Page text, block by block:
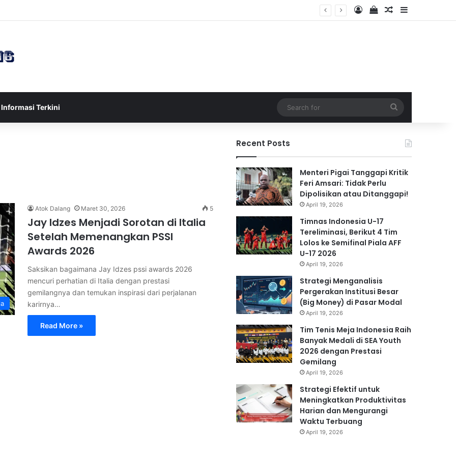
Log InView your
Random Article
Sidebar
Informasi Terkini
for
Atok Dalang Maret 30, 2026 5
Jay Idzes Menjadi Sorotan di Italia
Setelah Memenangkan PSSI
Awards 2026
Saksikan bagaimana Jay Idzes pssi awards 2026
mencuri perhatian di Italia dengan prestasi
gemilangnya dan temukan inspirasi dari perjalanan
karirnya…
Read More »
Recent Posts
Menteri Pigai Tanggapi Kritik
Feri Amsari: Tidak Perlu
Dipolisikan atau Ditanggapi!
April 19, 2026
Timnas Indonesia U-17
Tereliminasi, Berikut 4 Tim
Lolos ke Semifinal Piala AFF
U-17 2026
April 19, 2026
Strategi Menganalisis
Pergerakan Institusi Besar
(Big Money) di Pasar Modal
April 19, 2026
Tim Tenis Meja Indonesia Raih
Banyak Medali di SEA Youth
2026 dengan Prestasi
Gemilang
April 19, 2026
Strategi Efektif untuk
Meningkatkan Produktivitas
Harian dan Mengurangi
Waktu Terbuang
April 19, 2026